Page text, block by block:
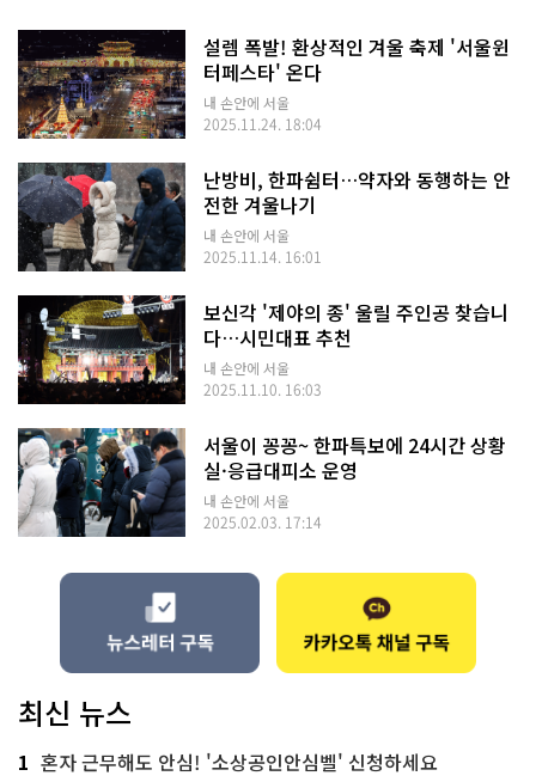
설렘 폭발! 환상적인 겨울 축제 '서울윈
터페스타' 온다
내 손안에 서울
2025.11.24. 18:04
난방비, 한파쉼터…약자와 동행하는 안
전한 겨울나기
내 손안에 서울
2025.11.14. 16:01
보신각 '제야의 종' 울릴 주인공 찾습니
다…시민대표 추천
내 손안에 서울
2025.11.10. 16:03
서울이 꽁꽁~ 한파특보에 24시간 상황
실·응급대피소 운영
내 손안에 서울
2025.02.03. 17:14
최신 뉴스
1 혼자 근무해도 안심! '소상공인안심벨' 신청하세요